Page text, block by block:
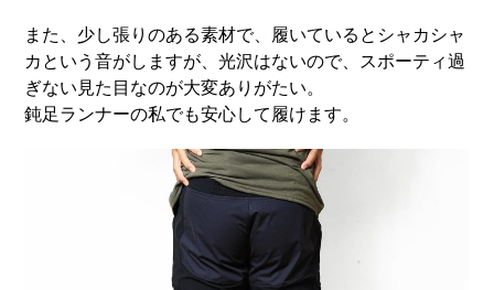
また、少し張りのある素材で、履いているとシャカシャ
カという音がしますが、光沢はないので、スポーティ過
ぎない見た目なのが大変ありがたい。
鈍足ランナーの私でも安心して履けます。